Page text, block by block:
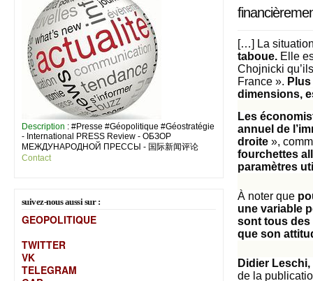
Description : #Presse #Géopolitique #Géostratégie
- International PRESS Review - ОБЗОР
МЕЖДУНАРОДНОЙ ПРЕССЫ - 国际新闻评论
Contact
suivez-nous aussi sur :
GEOPOLITIQUE
TWITTER
VK
TELEGRAM
[…] La
taboue. Elle
Chojnicki
France ».
dimensions,
Les
annuel de
droite »,
fourchettes
paramètres
À noter que
une variable
sont tous des
que son
Didier Leschi,
de la